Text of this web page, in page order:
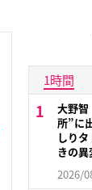
1時間
大野
所”に
しり
きの異
2026/